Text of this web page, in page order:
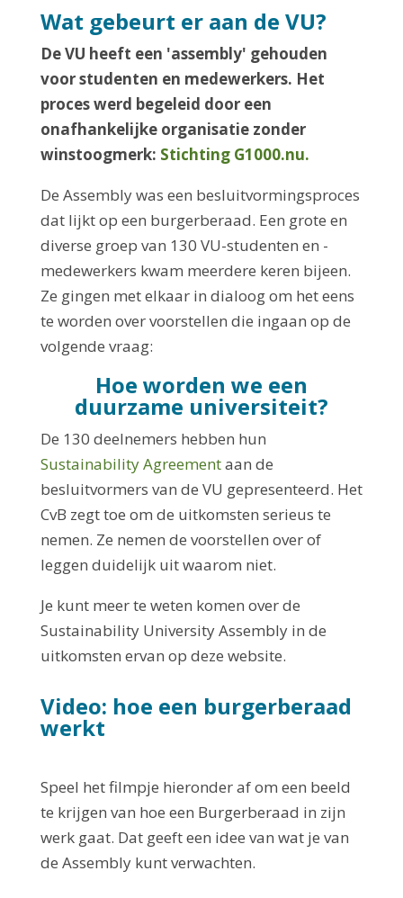
Wat gebeurt er aan de VU?
De VU heeft een 'assembly' gehouden
voor studenten en medewerkers. Het
proces werd begeleid door een
onafhankelijke organisatie zonder
winstoogmerk: Stichting G1000.nu.
De Assembly was een besluitvormingsproces
dat lijkt op een burgerberaad. Een grote en
diverse groep van 130 VU-studenten en -
medewerkers kwam meerdere keren bijeen.
Ze gingen met elkaar in dialoog om het eens
te worden over voorstellen die ingaan op de
volgende vraag:
Hoe worden we een
duurzame universiteit?
De 130 deelnemers hebben hun
Sustainability Agreementaan de
besluitvormers van de VU gepresenteerd. Het
CvB zegt toe om de uitkomsten serieus te
nemen. Ze nemen de voorstellen over of
leggen duidelijk uit waarom niet.
Je kunt meer te weten komen over de
Sustainability University Assembly in de
uitkomsten ervan op deze website.
Video: hoe een burgerberaad
werkt
Speel het filmpje hieronder af om een beeld
te krijgen van hoe een Burgerberaad in zijn
werk gaat. Dat geeft een idee van wat je van
de Assembly kunt verwachten.